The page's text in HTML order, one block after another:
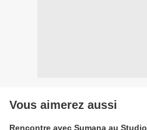
Vous aimerez aussi
Rencontre avec Sumana au Studio